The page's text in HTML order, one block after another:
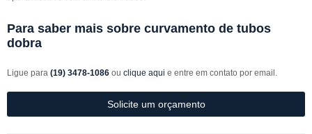
Para saber mais sobre curvamento de tubos
dobra
Ligue para (19) 3478-1086 ou clique aqui e entre em contato por email.
Solicite um orçamento